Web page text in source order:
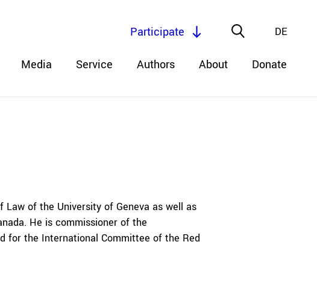
Media Service Authors About Donate
DE
Participate
of the University of Geneva as well as
He is commissioner of the
for the International Committee of the Red